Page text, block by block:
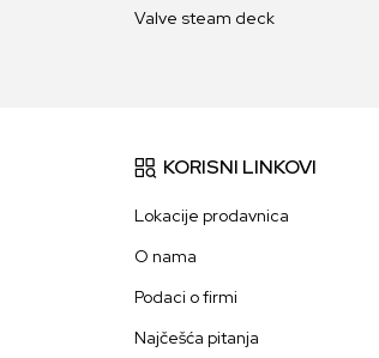
Valve steam deck
KORISNI LINKOVI
Lokacije prodavnica
O nama
Podaci o firmi
Najčešća pitanja